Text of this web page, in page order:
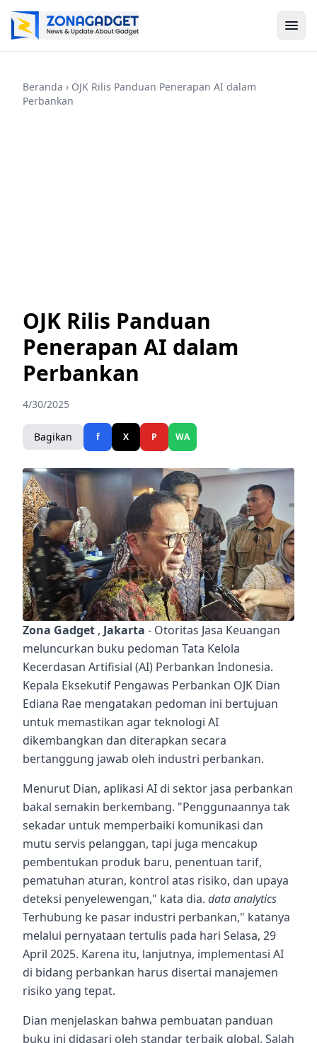
Beranda › OJK Rilis Panduan Penerapan AI dalam
Perbankan
OJK Rilis Panduan
Penerapan AI dalam
Perbankan
4/30/2025
Bagikan f X P WA
Zona Gadget , Jakarta - Otoritas Jasa Keuangan
meluncurkan buku pedoman Tata Kelola
Kecerdasan Artifisial (AI) Perbankan Indonesia.
Kepala Eksekutif Pengawas Perbankan OJK Dian
Ediana Rae mengatakan pedoman ini bertujuan
untuk memastikan agar teknologi AI
dikembangkan dan diterapkan secara
bertanggung jawab oleh industri perbankan.
Menurut Dian, aplikasi AI di sektor jasa perbankan
bakal semakin berkembang. "Penggunaannya tak
sekadar untuk memperbaiki komunikasi dan
mutu servis pelanggan, tapi juga mencakup
pembentukan produk baru, penentuan tarif,
pematuhan aturan, kontrol atas risiko, dan upaya
deteksi penyelewengan," kata dia. data analytics
Terhubung ke pasar industri perbankan," katanya
melalui pernyataan tertulis pada hari Selasa, 29
April 2025. Karena itu, lanjutnya, implementasi AI
di bidang perbankan harus disertai manajemen
risiko yang tepat.
Dian menjelaskan bahwa pembuatan panduan
buku ini didasari oleh standar terbaik global. Salah